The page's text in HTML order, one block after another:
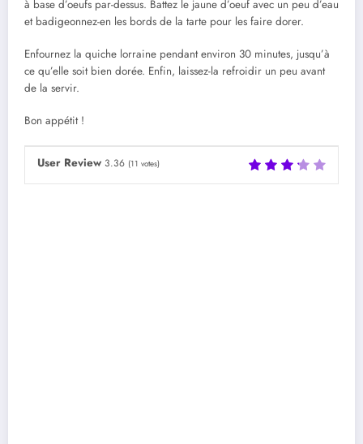
à base d’oeufs par-dessus. Battez le jaune d’oeuf avec un peu d’eau
et badigeonnez-en les bords de la tarte pour les faire dorer.
Enfournez la quiche lorraine pendant environ 30 minutes, jusqu’à
ce qu’elle soit bien dorée. Enfin, laissez-la refroidir un peu avant
de la servir.
Bon appétit !
User Review 3.36 (11 votes)